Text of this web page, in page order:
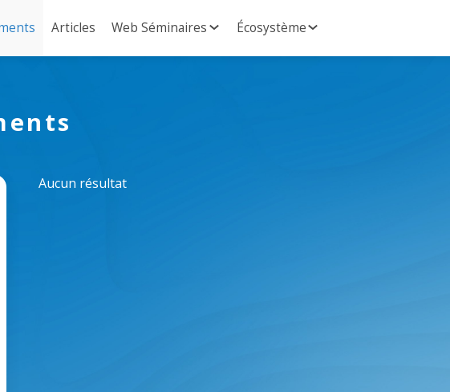
Articles Web Séminaires Écosystème
Aucun résultat